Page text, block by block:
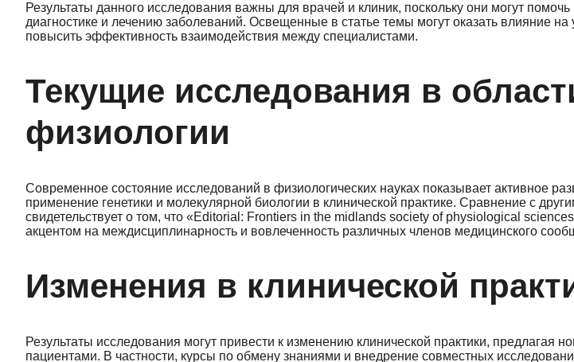
Результаты данного исследования важны для врачей и клиник, поскольку они могут
диагностике и лечению заболеваний. Освещенные в статье темы могут оказать влияние
повысить эффективность взаимодействия между специалистами.
Текущие исследования в
физиологии
Современное состояние исследований в физиологических науках показывает активное
применение генетики и молекулярной биологии в клинической практике. Сравнение с
свидетельствует о том, что «Editorial: Frontiers in the midlands society of physiological
акцентом на междисциплинарность и вовлеченность различных членов медицинского
Изменения в клинической
Результаты исследования могут привести к изменению клинической практики, предлагая
пациентами. В частности, курсы по обмену знаниями и внедрение совместных